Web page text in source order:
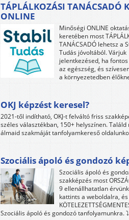
TÁPLÁLKOZÁSI TANÁCSADÓ
ONLINE
Minőségi ONLINE
keretében most
TANÁCSADÓ lehetsz a
Tudás jóvoltából. Várjuk
jelentkezésed, ha
az egészség, és
a környezetedben
OKJ képzést keresel?
2021-től indítható, OKJ-t felváltó friss
széles választékban, 150+ helyszínen. Találd
álmaid szakmáját tanfolyamkereső
Szociális ápoló és gondozó
Szociális ápoló és
szakképzés most
9 ellenállhatatlan
kattints a weboldalra,
Szociális ápoló és gondozó tanfolyamunkra.